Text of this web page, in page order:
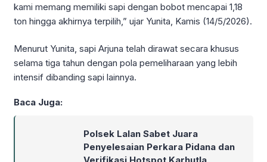
kami memang memiliki sapi dengan bobot mencapai 1,18
ton hingga akhirnya terpilih,” ujar Yunita, Kamis (14/5/2026).
Menurut Yunita, sapi Arjuna telah dirawat secara khusus
selama tiga tahun dengan pola pemeliharaan yang lebih
intensif dibanding sapi lainnya.
Baca Juga:
Polsek Lalan Sabet Juara
Penyelesaian Perkara Pidana dan
Verifikasi Hotspot Karhutla